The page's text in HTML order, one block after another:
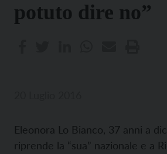
potuto dire no”
Eleonora Lo Bianco, 37 anni a
riprende la “sua” nazionale e a